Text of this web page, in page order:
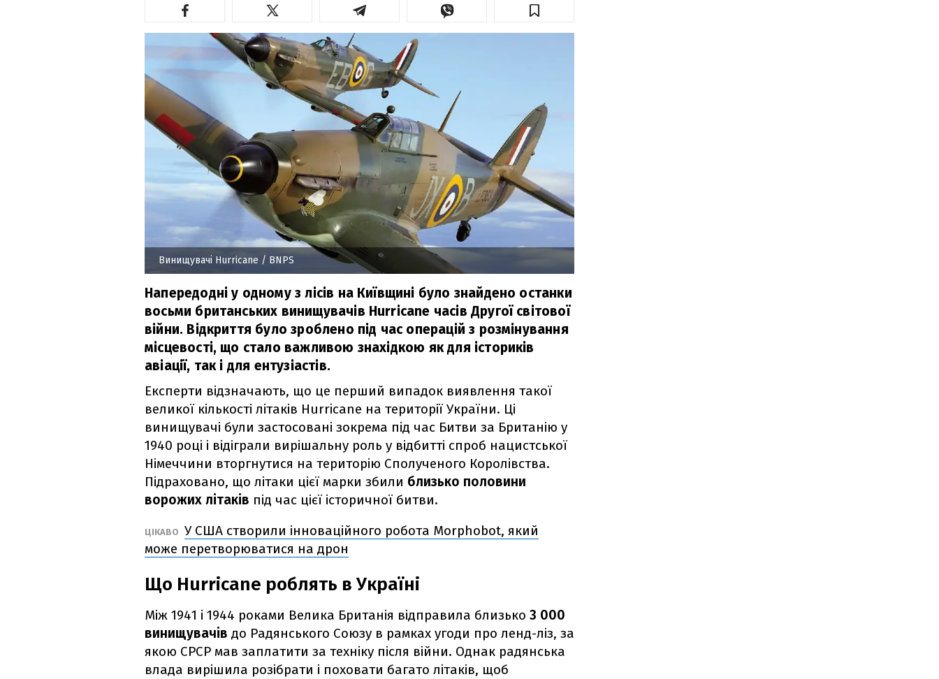
Винищувачі Hurricane / BNPS
Напередодні у одному з лісів на Київщині було знайдено останки
восьми британських винищувачів Hurricane часів Другої світової
війни. Відкриття було зроблено під час операцій з розмінування
місцевості, що стало важливою знахідкою як для істориків
авіації, так і для ентузіастів.
Експерти відзначають, що це перший випадок виявлення такої
великої кількості літаків Hurricane на території України. Ці
винищувачі були застосовані зокрема під час Битви за Британію у
1940 році і відіграли вирішальну роль у відбитті спроб нацистської
Німеччини вторгнутися на територію Сполученого Королівства.
Підраховано, що літаки цієї марки збили близько половини
ворожих літаків під час цієї історичної битви.
ЦІКАВО У США створили інноваційного робота Morphobot, який
може перетворюватися на дрон
Що Hurricane роблять в Україні
Між 1941 і 1944 роками Велика Британія відправила близько 3 000
винищувачів до Радянського Союзу в рамках угоди про ленд-ліз, за
якою СРСР мав заплатити за техніку після війни. Однак радянська
влада вирішила розібрати і поховати багато літаків, щоб